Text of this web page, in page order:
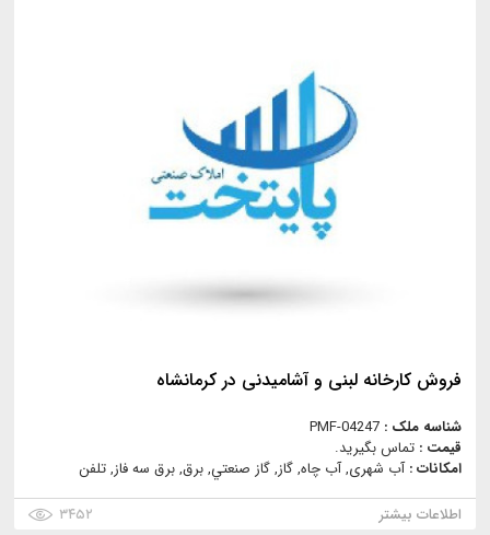
فروش کارخانه لبنی و آشامیدنی در کرمانشاه
شناسه ملک : PMF-04247
قیمت : تماس بگیرید.
امکانات :آب شهری, آب چاه, گاز, گاز صنعتي, برق, برق سه فاز, تلفن
اطلاعات بیشتر
۳۴۵۲